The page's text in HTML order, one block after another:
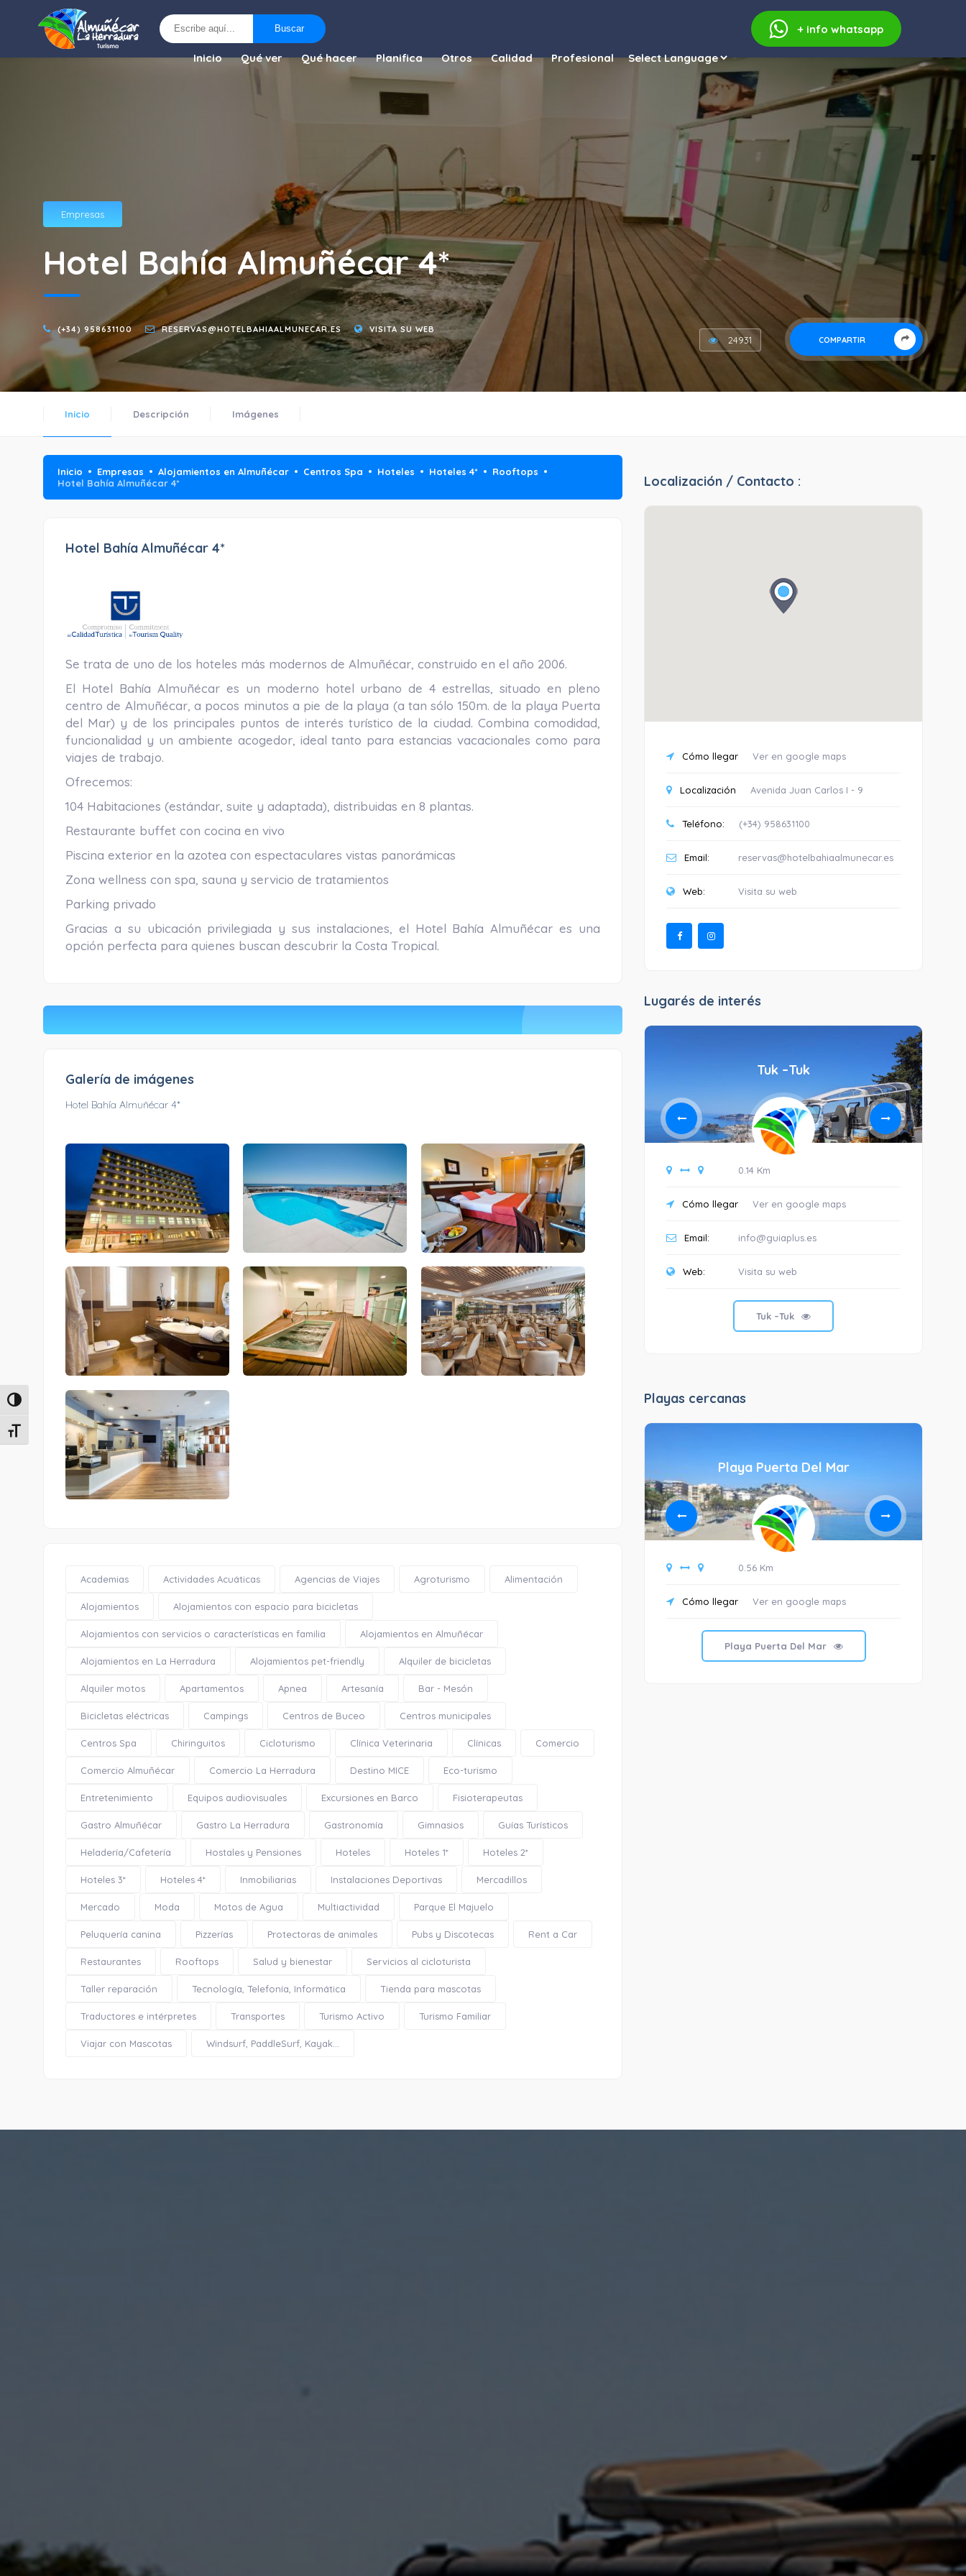
Alternar alto contraste
Alternar tamaño de letra
Buscar + info whatsapp
Inicio Qué ver Qué hacer Planifica Otros Calidad Profesional
Empresas
Hotel Bahía Almuñécar 4*
(+34) 958631100 RESERVAS@HOTELBAHIAALMUNECAR.ES
VISITA SU WEB
COMPARTIR
24931
Inicio Descripción Imágenes
Inicio Empresas Alojamientos en Almuñécar Centros Spa Hoteles Hoteles 4*
Rooftops
Hotel Bahía Almuñécar 4*
Hotel Bahía Almuñécar 4*
Se trata de uno de los hoteles más modernos de Almuñécar, construido en el año 2006.
El Hotel Bahía Almuñécar es un moderno hotel urbano de 4 estrellas, situado en pleno
centro de Almuñécar, a pocos minutos a pie de la playa (a tan sólo 150m. de la playa Puerta
del Mar) y de los principales puntos de interés turístico de la ciudad. Combina comodidad,
funcionalidad y un ambiente acogedor, ideal tanto para estancias vacacionales como para
viajes de trabajo.
Ofrecemos:
104 Habitaciones (estándar, suite y adaptada), distribuidas en 8 plantas.
Restaurante buffet con cocina en vivo
Piscina exterior en la azotea con espectaculares vistas panorámicas
Zona wellness con spa, sauna y servicio de tratamientos
Parking privado
Gracias a su ubicación privilegiada y sus instalaciones, el Hotel Bahía Almuñécar es una
opción perfecta para quienes buscan descubrir la Costa Tropical.
Galería de imágenes
Hotel Bahía Almuñécar 4*
Academias Actividades Acuáticas Agencias de Viajes Agroturismo Alimentación
Alojamientos Alojamientos con espacio para bicicletas
Alojamientos con servicios o características en familia Alojamientos en Almuñécar
Alojamientos en La Herradura Alojamientos pet-friendly Alquiler de bicicletas
Alquiler motos Apartamentos Apnea Artesanía Bar - Mesón
Bicicletas eléctricas Campings Centros de Buceo Centros municipales
Centros Spa Chiringuitos Cicloturismo Clínica Veterinaria Clínicas Comercio
Comercio Almuñécar Comercio La Herradura Destino MICE Eco-turismo
Entretenimiento Equipos audiovisuales Excursiones en Barco Fisioterapeutas
Gastro Almuñécar Gastro La Herradura Gastronomía Gimnasios Guías Turísticos
Heladería/Cafetería Hostales y Pensiones Hoteles Hoteles 1* Hoteles 2*
Hoteles 3* Hoteles 4* Inmobiliarias Instalaciones Deportivas Mercadillos
Mercado Moda Motos de Agua Multiactividad Parque El Majuelo
Peluquería canina Pizzerías Protectoras de animales Pubs y Discotecas Rent a Car
Restaurantes Rooftops Salud y bienestar Servicios al cicloturista
Taller reparación Tecnología, Telefonía, Informática Tienda para mascotas
Traductores e intérpretes Transportes Turismo Activo Turismo Familiar
Viajar con Mascotas Windsurf, PaddleSurf, Kayak...
Localización / Contacto :
Cómo llegar Ver en google maps
Localización Avenida Juan Carlos I - 9
Teléfono: (+34) 958631100
Email: reservas@hotelbahiaalmunecar.es
Web: Visita su web
Lugarés de interés
0.25 Km
Cómo llegar Ver en google maps
Monumento al Agua
Tuk –Tuk
0.14 Km
Cómo llegar Ver en google maps
Email: info@guiaplus.es
Web: Visita su web
Tuk –Tuk
Playas cercanas
Playa Puerta Del Mar
0.56 Km
Cómo llegar Ver en google maps
Playa Puerta Del Mar